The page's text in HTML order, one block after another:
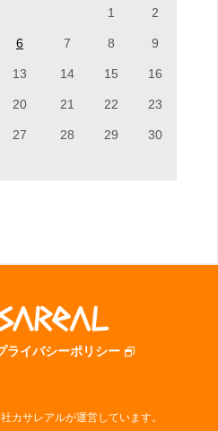
1 2
6 7 8 9
13 14 15 16
20 21 22 23
27 28 29 30
ライバシーポリシー
カサレアルが運営しています。